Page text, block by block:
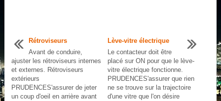
Rétroviseurs
Avant de conduire,
ajuster les rétroviseurs internes
et externes. Rétroviseurs
extérieurs
PRUDENCES'assurer de jeter
un coup d'oeil en arrière avant
Lève-vitre électrique
Le contacteur doit être
placé sur ON pour que le lève-
vitre électrique fonctionne.
PRUDENCES'assurer que rien
ne se trouve sur la trajectoire
d'une vitre que l'on désire